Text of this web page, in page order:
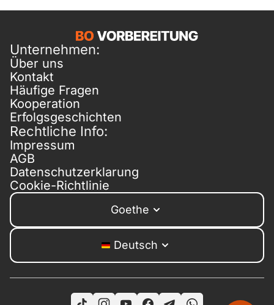
Unternehmen:
Über uns
Kontakt
Häufige Fragen
Kooperation
Erfolgsgeschichten
Rechtliche Info:
Impressum
AGB
Datenschutzerklarung
Cookie-Richtlinie
Goethe
Deutsch